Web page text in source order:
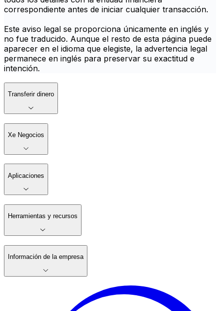
correspondiente antes de iniciar cualquier transacción.
Este aviso legal se proporciona únicamente en inglés y
no fue traducido. Aunque el resto de esta página puede
aparecer en el idioma que elegiste, la advertencia legal
permanece en inglés para preservar su exactitud e
intención.
Transferir dinero
Xe Negocios
Aplicaciones
Herramientas y recursos
Información de la empresa